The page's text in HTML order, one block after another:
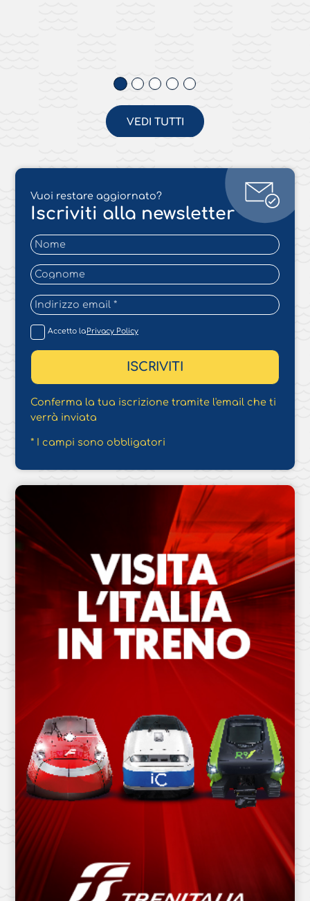
VEDI TUTTI
Vuoi restare aggiornato?
Iscriviti alla newsletter
Accetto laPrivacy Policy
Conferma la tua iscrizione tramite l'email che ti
verrà inviata
* I campi sono obbligatori